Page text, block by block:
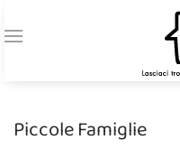
Piccole Famiglie